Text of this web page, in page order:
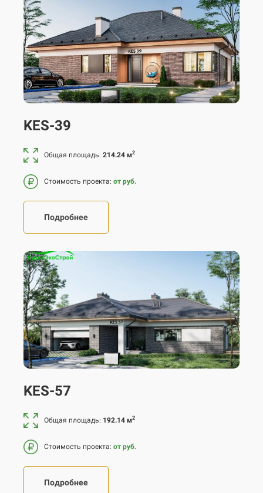
Перекрытие монолитное ж/б
Кровля металлочерепица
KES-39
Общая площадь: 214.24 м2
Стоимость проекта: от руб.
Подробнее
KES-57
Общая площадь: 192.14 м2
Стоимость проекта: от руб.
Подробнее